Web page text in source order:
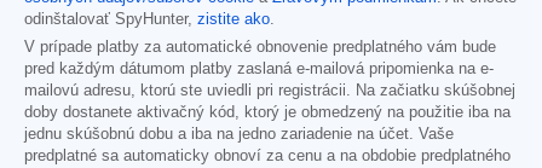
odinštalovať SpyHunter, zistite ako.
V prípade platby za automatické obnovenie predplatného vám bude
pred každým dátumom platby zaslaná e-mailová pripomienka na e-
mailovú adresu, ktorú ste uviedli pri registrácii. Na začiatku skúšobnej
doby dostanete aktivačný kód, ktorý je obmedzený na použitie iba na
jednu skúšobnú dobu a iba na jedno zariadenie na účet. Vaše
predplatné sa automaticky obnoví za cenu a na obdobie predplatného